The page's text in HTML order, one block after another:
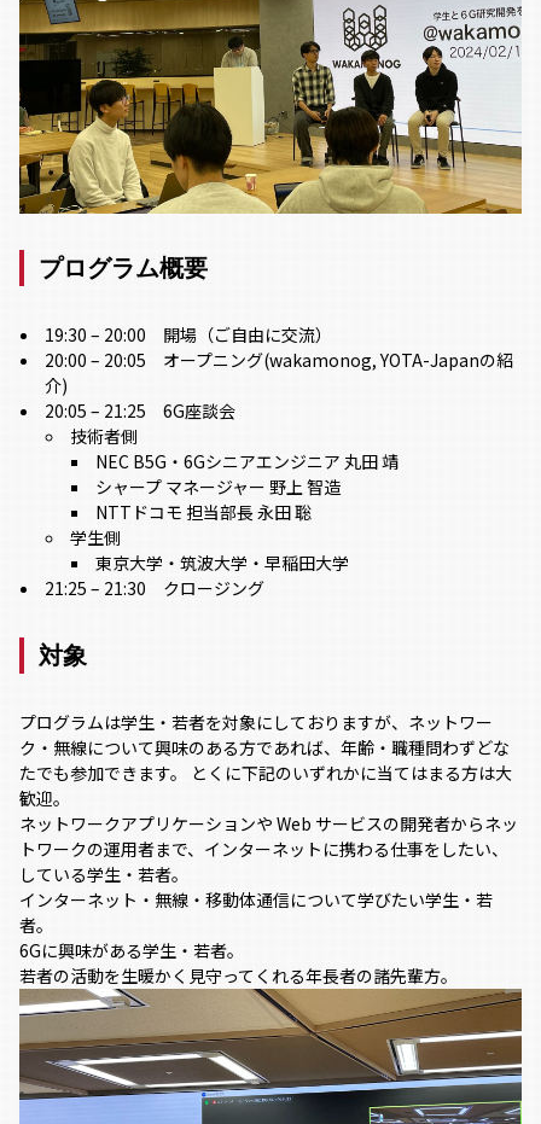
プログラム概要
19:30 – 20:00 開場（ご自由に交流）
20:00 – 20:05 オープニング(wakamonog, YOTA-Japanの紹
介)
20:05 – 21:25 6G座談会
技術者側
NEC B5G・6Gシニアエンジニア 丸田 靖
シャープ マネージャー 野上 智造
NTTドコモ 担当部長永田 聡
学生側
東京大学・筑波大学・早稲田大学
21:25 – 21:30 クロージング
対象
プログラムは学生・若者を対象にしておりますが、ネットワー
ク・無線について興味のある方であれば、年齢・職種問わずどな
たでも参加できます。 とくに下記のいずれかに当てはまる方は大
歓迎。
ネットワークアプリケーションや Web サービスの開発者からネッ
トワークの運用者まで、インターネットに携わる仕事をしたい、
している学生・若者。
インターネット・無線・移動体通信について学びたい学生・若
者。
6Gに興味がある学生・若者。
若者の活動を生暖かく見守ってくれる年長者の諸先輩方。